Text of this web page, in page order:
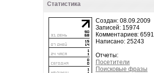
Статистика
Создан: 08.09.2009
Записей: 15974
Комментариев: 6591
Написано: 25243
Отчеты:
Посетители
Поисковые фразы